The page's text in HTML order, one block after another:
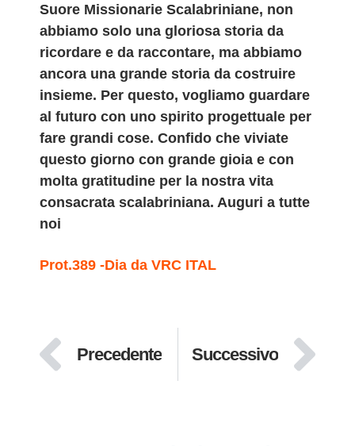
Suore Missionarie Scalabriniane, non
abbiamo solo una gloriosa storia da
ricordare e da raccontare, ma abbiamo
ancora una grande storia da costruire
insieme. Per questo, vogliamo guardare
al futuro con uno spirito progettuale per
fare grandi cose. Confido che viviate
questo giorno con grande gioia e con
molta gratitudine per la nostra vita
consacrata scalabriniana. Auguri a tutte
noi
Prot.389 -Dia da VRC ITAL
Precedente Successivo